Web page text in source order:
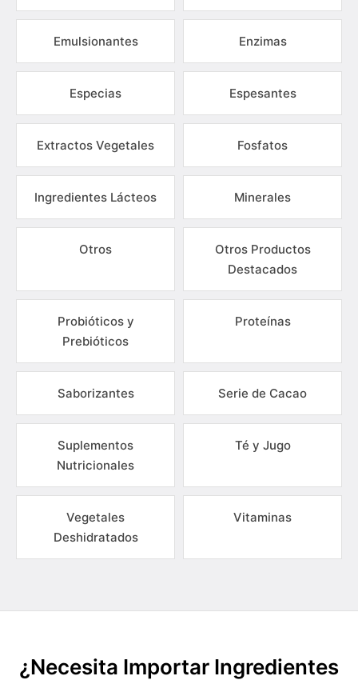
Emulsionantes Enzimas
Especias Espesantes
Extractos Vegetales Fosfatos
Ingredientes Lácteos Minerales
Otros
Otros Productos
Destacados
Probióticos y
Prebióticos
Proteínas
Saborizantes Serie de Cacao
Suplementos
Nutricionales
Té y Jugo
Vegetales
Deshidratados
Vitaminas
¿Necesita Importar Ingredientes